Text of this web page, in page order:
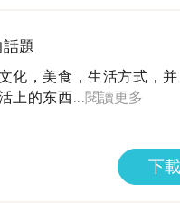
題
化，美食，生活方式，
上的东西... 閱讀更多
下